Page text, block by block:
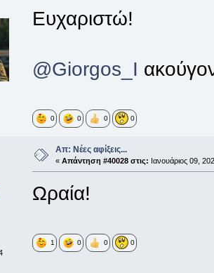
Ευχαριστώ!
@Giorgos_I
0 0 0 0
Απ: Νέες αφίξεις...
« Απάντηση #40028 στις: Ιανουάριος 09,
Ωραία!
1 0 0 0